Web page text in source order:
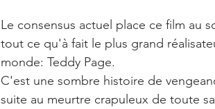
Le consensus actuel place ce film au
tout ce qu'à fait le plus grand
monde: Teddy Page.
C'est une sombre histoire de
suite au meurtre crapuleux de toute